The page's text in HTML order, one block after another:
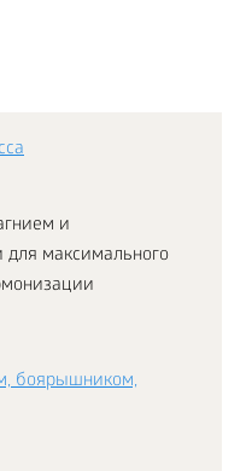
и
для максимального
боярышником,